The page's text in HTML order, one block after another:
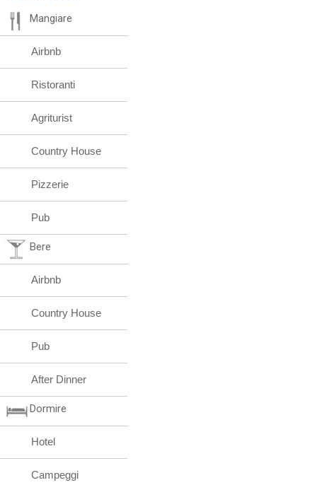
Mangiare
Airbnb
Ristoranti
Agriturist
Country House
Pizzerie
Pub
Bere
Airbnb
Country House
Pub
After Dinner
Dormire
Hotel
Campeggi